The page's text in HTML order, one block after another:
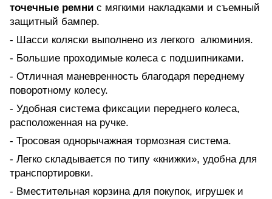
точечные ремни с мягкими накладками и съемный
защитный бампер.
- Шасси коляски выполнено из легкого алюминия.
- Большие проходимые колеса с подшипниками.
- Отличная маневренность благодаря переднему
поворотному колесу.
- Удобная система фиксации переднего колеса,
расположенная на ручке.
- Тросовая однорычажная тормозная система.
- Легко складывается по типу «книжки», удобна для
транспортировки.
- Вместительная корзина для покупок, игрушек и